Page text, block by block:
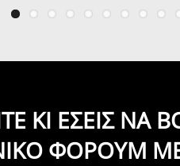
ΚΙ ΕΣΕΙΣ ΝΑ
ΦΟΡΟΥΜ